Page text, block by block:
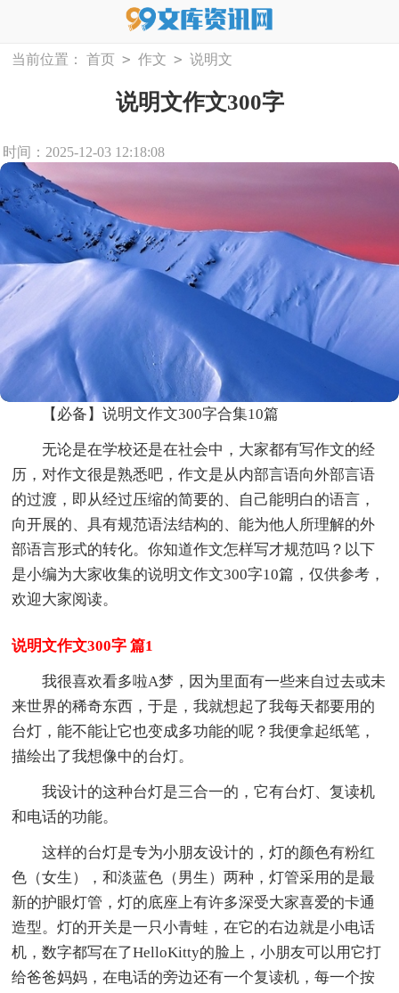
当前位置： 首页 > 作文 > 说明文
说明文作文300字
时间：2025-12-03 12:18:08
【必备】说明文作文300字合集10篇
无论是在学校还是在社会中，大家都有写作文的经
历，对作文很是熟悉吧，作文是从内部言语向外部言语
的过渡，即从经过压缩的简要的、自己能明白的语言，
向开展的、具有规范语法结构的、能为他人所理解的外
部语言形式的转化。你知道作文怎样写才规范吗？以下
是小编为大家收集的说明文作文300字10篇，仅供参考，
欢迎大家阅读。
说明文作文300字 篇1
我很喜欢看多啦A梦，因为里面有一些来自过去或未
来世界的稀奇东西，于是，我就想起了我每天都要用的
台灯，能不能让它也变成多功能的呢？我便拿起纸笔，
描绘出了我想像中的台灯。
我设计的这种台灯是三合一的，它有台灯、复读机
和电话的功能。
这样的台灯是专为小朋友设计的，灯的颜色有粉红
色（女生），和淡蓝色（男生）两种，灯管采用的是最
新的护眼灯管，灯的底座上有许多深受大家喜爱的卡通
造型。灯的开关是一只小青蛙，在它的右边就是小电话
机，数字都写在了HelloKitty的脸上，小朋友可以用它打
给爸爸妈妈，在电话的旁边还有一个复读机，每一个按